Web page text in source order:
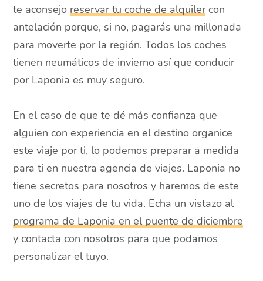
te aconsejoreservar tu coche de alquilercon
antelación porque, si no, pagarás una millonada
para moverte por la región. Todos los coches
tienen neumáticos de invierno así que conducir
por Laponia es muy seguro.
En el caso de que te dé más confianza que
alguien con experiencia en el destino organice
este viaje por ti, lo podemos preparar a medida
para ti en nuestra agencia de viajes. Laponia no
tiene secretos para nosotros y haremos de este
uno de los viajes de tu vida. Echa un vistazo al
programa de Laponia en el puente de diciembre
y contacta con nosotros para que podamos
personalizar el tuyo.